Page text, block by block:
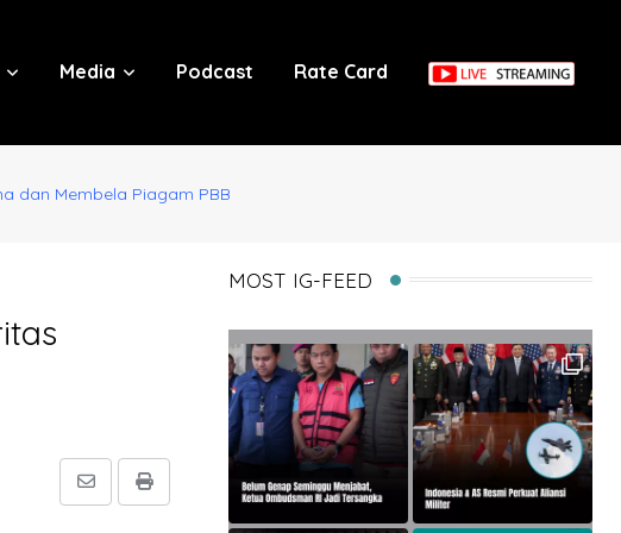
Media Podcast Rate Card
dan Membela Piagam PBB
Print
Share
MOST IG-FEED